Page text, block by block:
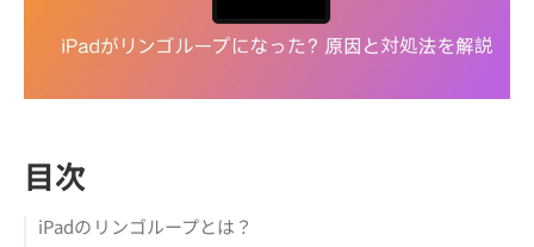
目次
iPadのリンゴループとは？